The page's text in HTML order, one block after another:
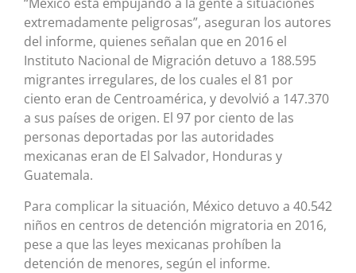
extremadamente peligrosas”, aseguran los autores
del informe, quienes señalan que en 2016 el
Instituto Nacional de Migración detuvo a 188.595
migrantes irregulares, de los cuales el 81 por
ciento eran de Centroamérica, y devolvió a 147.370
a sus países de origen. El 97 por ciento de las
personas deportadas por las autoridades
mexicanas eran de El Salvador, Honduras y
Guatemala.
Para complicar la situación, México detuvo a 40.542
niños en centros de detención migratoria en 2016,
pese a que las leyes mexicanas prohíben la
detención de menores, según el informe.